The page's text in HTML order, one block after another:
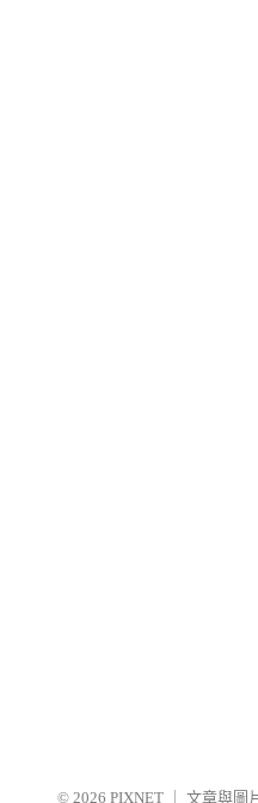
© 2026 PIXNET 文章與圖